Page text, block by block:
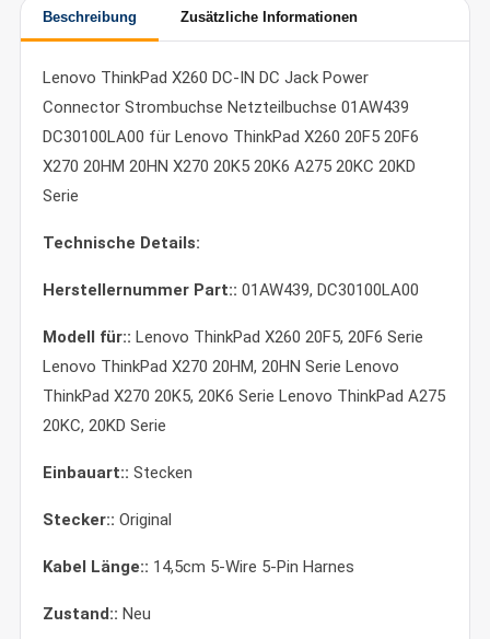
Beschreibung Zusätzliche Informationen
Lenovo ThinkPad X260 DC-IN DC Jack Power
Connector Strombuchse Netzteilbuchse 01AW439
DC30100LA00 für Lenovo ThinkPad X260 20F5 20F6
X270 20HM 20HN X270 20K5 20K6 A275 20KC 20KD
Serie
Technische Details:
Herstellernummer Part:: 01AW439, DC30100LA00
Modell für:: Lenovo ThinkPad X260 20F5, 20F6 Serie
Lenovo ThinkPad X270 20HM, 20HN Serie Lenovo
ThinkPad X270 20K5, 20K6 Serie Lenovo ThinkPad A275
20KC, 20KD Serie
Einbauart:: Stecken
Stecker:: Original
Kabel Länge:: 14,5cm 5-Wire 5-Pin Harnes
Zustand:: Neu